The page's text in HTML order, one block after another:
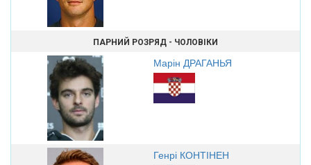
ПАРНИЙ РОЗРЯД - ЧОЛОВІКИ
Марін ДРАГАНЬЯ
Генрі КОНТІНЕН